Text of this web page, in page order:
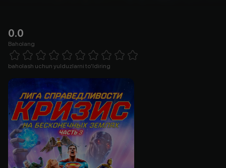
0.0
Baholang
1 Star 2 Stars 3 Stars 4 Stars5 Stars 6 Stars7 Stars8 Stars
baholash uchun yulduzlarni to'ldiring